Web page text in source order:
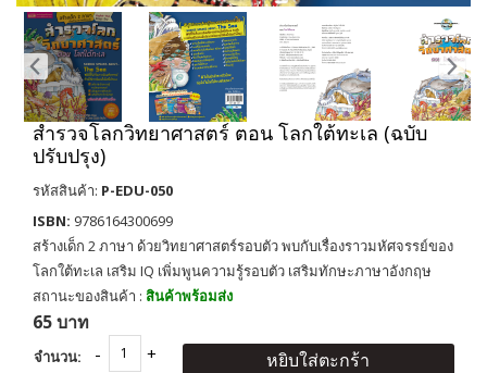
สำรวจโลกวิทยาศาสตร์ ตอน โลกใต้ทะเล (ฉบับ
ปรับปรุง)
รหัสสินค้า: P-EDU-050
ISBN: 9786164300699
สร้างเด็ก 2 ภาษา ด้วยวิทยาศาสตร์รอบตัว พบกับเรื่องราวมหัศจรรย์ของ
โลกใต้ทะเล เสริม IQ เพิ่มพูนความรู้รอบตัว เสริมทักษะภาษาอังกฤษ
สถานะของสินค้า : สินค้าพร้อมส่ง
65 บาท
จำนวน: หยิบใส่ตะกร้า